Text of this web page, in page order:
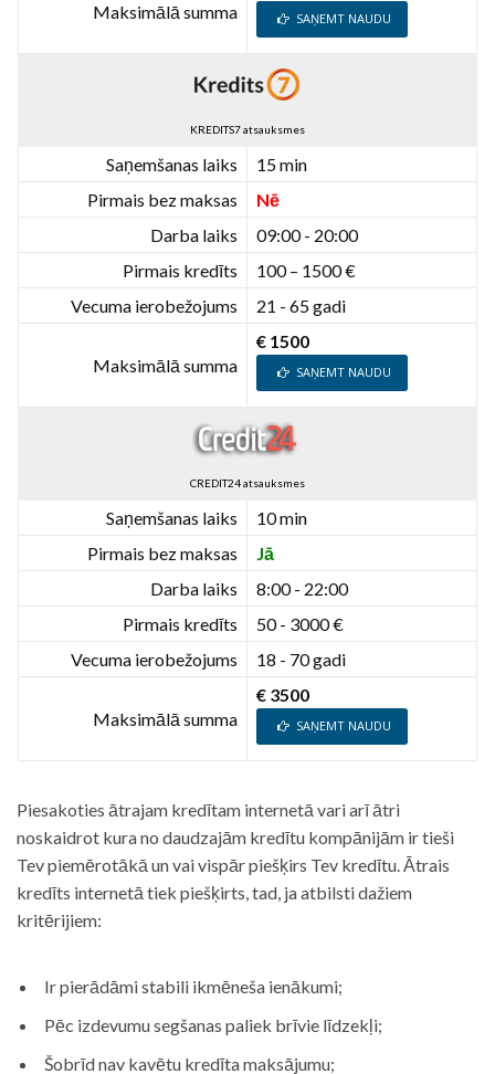
Maksimālā summa SAŅEMT NAUDU
KREDITS7 atsauksmes
Saņemšanas laiks
15 min
Pirmais bez maksas
Nē
Darba laiks
09:00 - 20:00
Pirmais kredīts
100 – 1500 €
Vecuma ierobežojums
21 - 65 gadi
Maksimālā summa
€ 1500
SAŅEMT NAUDU
CREDIT24 atsauksmes
Saņemšanas laiks
10 min
Pirmais bez maksas
Jā
Darba laiks
8:00 - 22:00
Pirmais kredīts
50 - 3000 €
Vecuma ierobežojums
18 - 70 gadi
Maksimālā summa
€ 3500
SAŅEMT NAUDU
Piesakoties ātrajam kredītam internetā vari arī ātri
noskaidrot kura no daudzajām kredītu kompānijām ir tieši
Tev piemērotākā un vai vispār piešķirs Tev kredītu. Ātrais
kredīts internetā tiek piešķirts, tad, ja atbilsti dažiem
kritērijiem:
Ir pierādāmi stabili ikmēneša ienākumi;
Pēc izdevumu segšanas paliek brīvie līdzekļi;
Šobrīd nav kavētu kredīta maksājumu;